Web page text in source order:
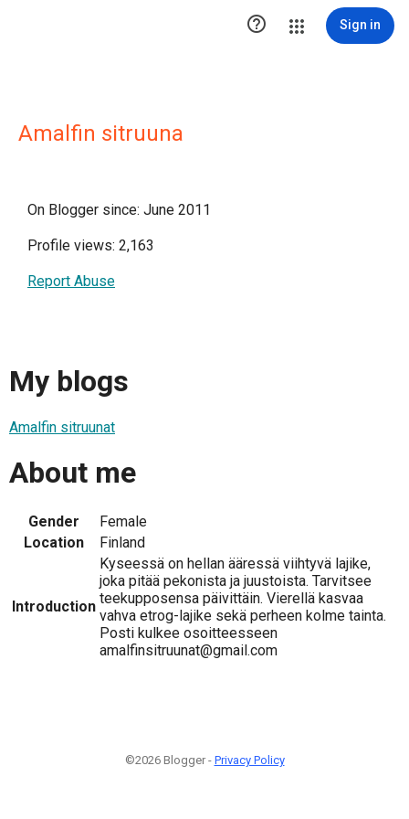
 Sign in
Amalfin sitruuna
On Blogger since: June 2011
Profile views: 2,163
Report Abuse
My blogs
Amalfin sitruunat
About me
Gender
Female
Location
Finland
Introduction
Kyseessä on hellan ääressä viihtyvä lajike,
joka pitää pekonista ja juustoista. Tarvitsee
teekupposensa päivittäin. Vierellä kasvaa
vahva etrog-lajike sekä perheen kolme tainta.
Posti kulkee osoitteesseen
amalfinsitruunat@gmail.com
©2026 Blogger - Privacy Policy